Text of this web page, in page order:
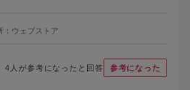
ウェブストア
4 人が参考になったと回答 参考になった